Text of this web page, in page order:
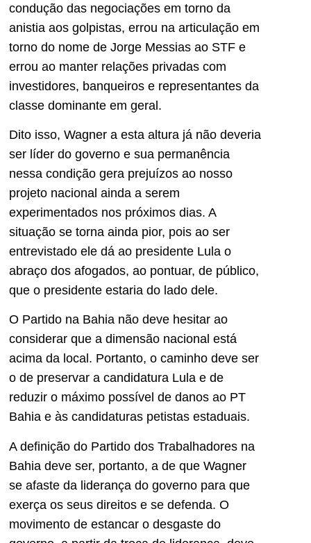
condução das negociações em torno da
anistia aos golpistas, errou na articulação em
torno do nome de Jorge Messias ao STF e
errou ao manter relações privadas com
investidores, banqueiros e representantes da
classe dominante em geral.
Dito isso, Wagner a esta altura já não deveria
ser líder do governo e sua permanência
nessa condição gera prejuízos ao nosso
projeto nacional ainda a serem
experimentados nos próximos dias. A
situação se torna ainda pior, pois ao ser
entrevistado ele dá ao presidente Lula o
abraço dos afogados, ao pontuar, de público,
que o presidente estaria do lado dele.
O Partido na Bahia não deve hesitar ao
considerar que a dimensão nacional está
acima da local. Portanto, o caminho deve ser
o de preservar a candidatura Lula e de
reduzir o máximo possível de danos ao PT
Bahia e às candidaturas petistas estaduais.
A definição do Partido dos Trabalhadores na
Bahia deve ser, portanto, a de que Wagner
se afaste da liderança do governo para que
exerça os seus direitos e se defenda. O
movimento de estancar o desgaste do